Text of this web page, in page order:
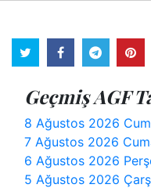
Geçmiş AGF
8 Ağustos 2026
7 Ağustos 2026
6 Ağustos 2026
5 Ağustos 2026